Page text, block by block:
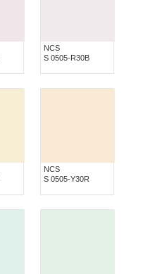
NCS
S 0505-R30B
NCS
S 0505-Y30R